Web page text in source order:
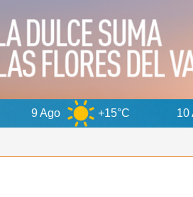
+15°C 10 Ago